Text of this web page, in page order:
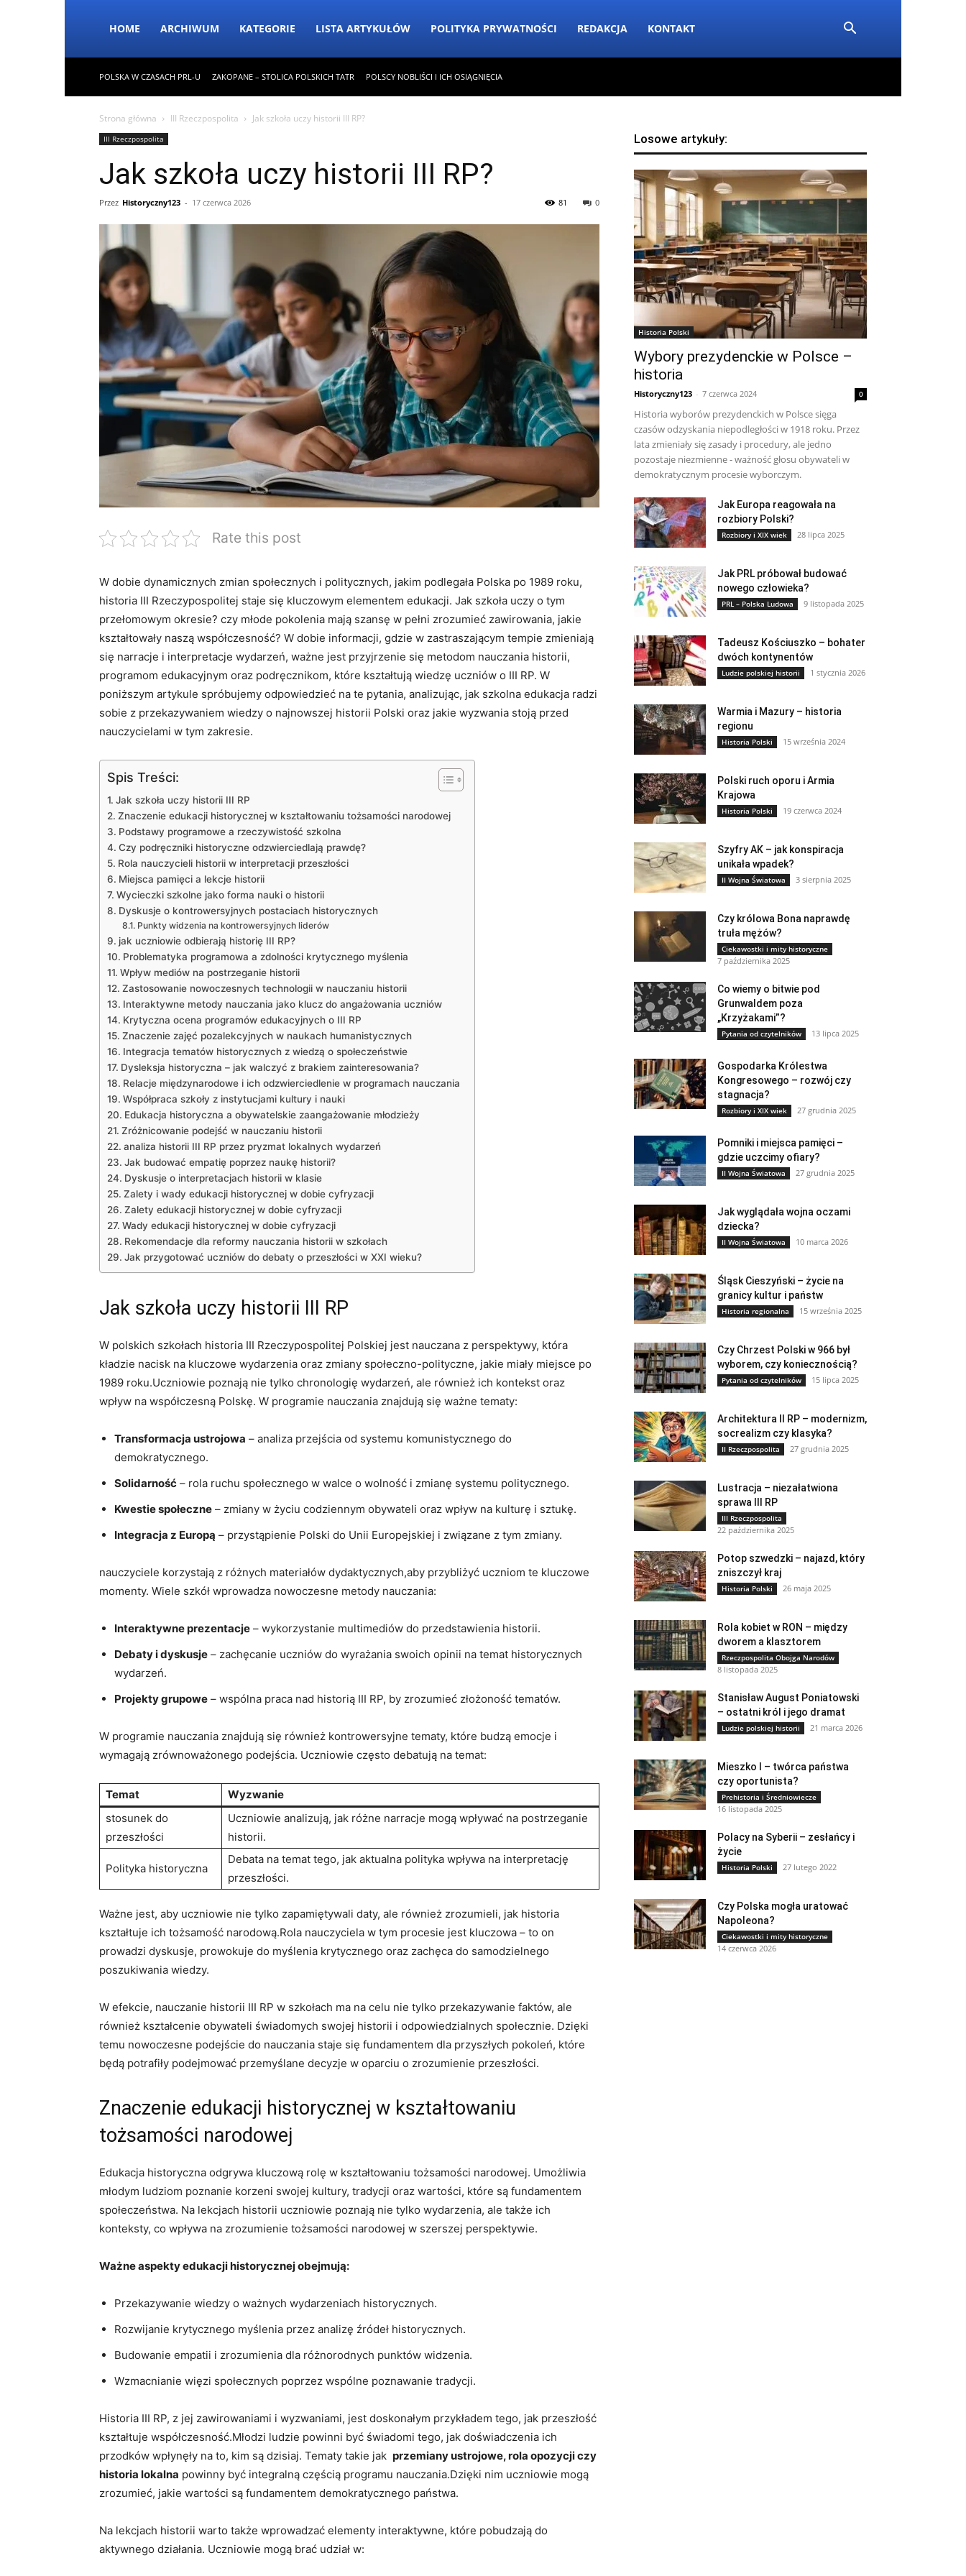
HOME ARCHIWUM KATEGORIE LISTA ARTYKUŁÓW POLITYKA PRYWATNOŚCI REDAKCJA KONTAKT
POLSKA W CZASACH PRL-U ZAKOPANE – STOLICA POLSKICH TATR POLSCY NOBLIŚCI I ICH OSIĄGNIĘCIA
Strona główna III Rzeczpospolita Jak szkoła uczy historii III RP?
III Rzeczpospolita
Jak szkoła uczy historii III RP?
Przez Historyczny123 - 17 czerwca 2026 0
81
Rate this post
W dobie dynamicznych zmian społecznych i politycznych, jakim ‌podlegała Polska po 1989 roku,
⁣historia III Rzeczypospolitej staje się kluczowym elementem edukacji. Jak szkoła ‍uczy o tym⁢
przełomowym ⁣okresie? czy młode‍ pokolenia⁣ mają⁣ szansę w​ pełni zrozumieć zawirowania, jakie‍
kształtowały naszą współczesność? W dobie⁣ informacji, ⁢gdzie w zastraszającym tempie ⁤zmieniają
⁢się narracje i interpretacje wydarzeń, ważne jest przyjrzenie się metodom ⁣nauczania historii,
programom ⁣edukacyjnym oraz podręcznikom, które kształtują wiedzę uczniów o III RP. ‌W
poniższym‌ artykule‌ spróbujemy odpowiedzieć na ‍te pytania, analizując, ​jak szkolna ‍edukacja ​radzi
‌sobie‌ z przekazywaniem wiedzy o najnowszej​ historii ⁤Polski oraz‍ jakie wyzwania ‌stoją‍ przed
nauczycielami‌ w tym zakresie.
Spis Treści:
Jak szkoła‌ uczy historii III RP
Znaczenie edukacji historycznej w kształtowaniu tożsamości narodowej
Podstawy programowe a⁤ rzeczywistość ‌szkolna
Czy podręczniki historyczne ⁣odzwierciedlają prawdę?
Rola ⁤nauczycieli ‍historii w interpretacji przeszłości
Miejsca​ pamięci a lekcje historii
Wycieczki ⁤szkolne jako ⁣forma nauki o historii
Dyskusje o kontrowersyjnych⁢ postaciach⁢ historycznych
Punkty ⁢widzenia na ​kontrowersyjnych⁣ liderów
jak uczniowie odbierają historię ⁤III RP?
Problematyka programowa a ‌zdolności⁢ krytycznego⁤ myślenia
Wpływ ‍mediów na⁢ postrzeganie historii
Zastosowanie nowoczesnych technologii ⁢w nauczaniu historii
Interaktywne metody⁤ nauczania⁤ jako‍ klucz do‌ angażowania uczniów
Krytyczna ‌ocena programów edukacyjnych o III RP
Znaczenie zajęć pozalekcyjnych‍ w naukach humanistycznych
Integracja tematów ⁤historycznych z⁤ wiedzą o​ społeczeństwie
Dysleksja historyczna – jak‍ walczyć​ z‌ brakiem‌ zainteresowania?
Relacje międzynarodowe i‍ ich odzwierciedlenie w⁢ programach nauczania
Współpraca szkoły z instytucjami⁤ kultury i⁢ nauki
Edukacja historyczna a​ obywatelskie zaangażowanie młodzieży
Zróżnicowanie​ podejść w nauczaniu historii
analiza historii III RP przez ⁤pryzmat‌ lokalnych‌ wydarzeń
Jak budować empatię poprzez naukę historii?
Dyskusje o interpretacjach historii w klasie
Zalety i wady⁤ edukacji historycznej w dobie cyfryzacji
Zalety ⁤edukacji historycznej w dobie cyfryzacji
Wady ⁤edukacji historycznej w dobie⁣ cyfryzacji
Rekomendacje dla​ reformy nauczania historii w‌ szkołach
Jak przygotować‌ uczniów do debaty o przeszłości⁢ w ‍XXI ‍wieku?
Jak szkoła‌ uczy historii III RP
W polskich‌ szkołach historia III⁣ Rzeczypospolitej Polskiej jest nauczana z perspektywy, która
⁣kładzie nacisk na kluczowe ‌wydarzenia ‍oraz‌ zmiany ‌społeczno-polityczne, jakie miały miejsce po
1989 ‌roku.Uczniowie poznają nie tylko chronologię wydarzeń, ale ‍również‍ ich⁣ kontekst oraz
wpływ na współczesną Polskę. ‌W programie nauczania znajdują⁤ się ważne ‌tematy:
Transformacja ustrojowa ⁣– analiza przejścia od systemu komunistycznego do
demokratycznego.
Solidarność ​–⁤ rola ruchu społecznego ⁢w walce ‍o ⁢wolność i​ zmianę systemu⁤ politycznego.
Kwestie społeczne – zmiany w życiu codziennym obywateli oraz⁤ wpływ na kulturę i sztukę.
Integracja ‌z ‍Europą – przystąpienie ‌Polski do Unii‌ Europejskiej i związane z tym⁢ zmiany.
nauczyciele korzystają z różnych materiałów dydaktycznych,aby ​przybliżyć uczniom te kluczowe
momenty. ⁤Wiele ​szkół‌ wprowadza nowoczesne⁢ metody nauczania:
Interaktywne prezentacje –‌ wykorzystanie multimediów do przedstawienia‌ historii.
Debaty i ⁣dyskusje – zachęcanie⁤ uczniów‍ do⁣ wyrażania ‌swoich​ opinii‌ na temat⁤ historycznych
wydarzeń.
Projekty grupowe – wspólna praca nad historią III RP, by zrozumieć złożoność tematów.
W⁣ programie nauczania znajdują⁣ się również kontrowersyjne ‌tematy, ⁣które budzą ⁤emocje i⁤
wymagają zrównoważonego podejścia. ⁤Uczniowie ‍często⁣ debatują na temat:
Temat
Wyzwanie
stosunek do
⁣przeszłości
Uczniowie analizują, jak różne narracje mogą wpływać ⁤na postrzeganie
historii.
Polityka ‍historyczna
Debata na temat tego, jak aktualna polityka ‌wpływa na⁢ interpretację
przeszłości.
Ważne jest, ‍aby uczniowie nie​ tylko zapamiętywali⁣ daty, ale również zrozumieli, jak‍ historia
kształtuje ich ‍tożsamość narodową.Rola ⁣nauczyciela ⁣w tym ⁢procesie jest kluczowa⁤ – ​to on⁣
prowadzi dyskusje, prowokuje do myślenia krytycznego oraz zachęca do ⁣samodzielnego
poszukiwania⁢ wiedzy.
W efekcie,‍ nauczanie historii III RP w szkołach ma na ⁣celu nie‍ tylko przekazywanie faktów, ale
‍również⁢ kształcenie obywateli świadomych swojej ⁣historii i ⁤odpowiedzialnych społecznie. Dzięki ​
temu ‌nowoczesne podejście do nauczania staje się‍ fundamentem dla przyszłych pokoleń,‍ które
będą potrafiły ‌podejmować przemyślane decyzje w ‍oparciu o zrozumienie przeszłości.
Znaczenie edukacji historycznej w kształtowaniu
tożsamości narodowej
Edukacja historyczna odgrywa‌ kluczową ⁣rolę w kształtowaniu tożsamości narodowej. ‌Umożliwia
młodym ludziom‍ poznanie⁤ korzeni swojej kultury, tradycji oraz wartości,⁣ które⁤ są ⁢fundamentem
społeczeństwa. Na lekcjach historii ​uczniowie poznają nie‍ tylko wydarzenia,⁤ ale także ich
konteksty, co wpływa‌ na zrozumienie tożsamości narodowej w szerszej perspektywie.
Ważne aspekty edukacji ⁣historycznej⁢ obejmują:
Przekazywanie⁤ wiedzy​ o ważnych wydarzeniach historycznych.
Rozwijanie krytycznego ⁢myślenia przez ⁤analizę źródeł ⁢historycznych.
Budowanie‌ empatii i⁢ zrozumienia ​dla różnorodnych punktów widzenia.
Wzmacnianie⁤ więzi społecznych poprzez wspólne poznawanie tradycji.
Historia III RP, z ​jej ⁢zawirowaniami i ‌wyzwaniami, jest doskonałym przykładem ‌tego, jak⁢ przeszłość
kształtuje współczesność.Młodzi⁣ ludzie powinni być świadomi tego, jak doświadczenia ich
przodków‍ wpłynęły na to, kim są dzisiaj. Tematy ⁤takie jak ‍ przemiany ustrojowe, rola​ opozycji czy
historia ‍lokalna ⁣powinny być integralną częścią ​programu nauczania.Dzięki nim uczniowie ⁢mogą
zrozumieć, jakie wartości⁣ są⁣ fundamentem demokratycznego państwa.
Na⁣ lekcjach⁤ historii ⁤warto także​ wprowadzać elementy interaktywne, które⁢ pobudzają do
aktywnego działania.⁤ Uczniowie ‌mogą brać⁢ udział w:
Losowe artykuły:
Historia Polski
Wybory prezydenckie w Polsce –
historia
Historyczny123 - 7 czerwca 2024 0
Historia wyborów prezydenckich w Polsce sięga
czasów odzyskania niepodległości w 1918 roku. Przez
lata zmieniały się zasady i procedury, ale jedno
pozostaje niezmienne - ważność głosu obywateli w
demokratycznym procesie wyborczym.
Jak Europa reagowała na
rozbiory Polski?
Rozbiory i XIX wiek 28 lipca 2025
Jak PRL próbował budować
nowego człowieka?
PRL – Polska Ludowa 9 listopada 2025
Tadeusz Kościuszko – bohater
dwóch kontynentów
Ludzie polskiej historii 1 stycznia 2026
Warmia i Mazury – historia
regionu
Historia Polski 15 września 2024
Polski ruch oporu i Armia
Krajowa
Historia Polski 19 czerwca 2024
Szyfry AK – jak konspiracja
unikała wpadek?
II Wojna Światowa 3 sierpnia 2025
Czy królowa Bona naprawdę
truła mężów?
Ciekawostki i mity historyczne
7 października 2025
Co wiemy o bitwie pod
Grunwaldem poza
„Krzyżakami”?
Pytania od czytelników 13 lipca 2025
Gospodarka Królestwa
Kongresowego – rozwój czy
stagnacja?
Rozbiory i XIX wiek 27 grudnia 2025
Pomniki i miejsca pamięci –
gdzie uczcimy ofiary?
II Wojna Światowa 27 grudnia 2025
Jak wyglądała wojna oczami
dziecka?
II Wojna Światowa 10 marca 2026
Śląsk Cieszyński – życie na
granicy kultur i państw
Historia regionalna 15 września 2025
Czy Chrzest Polski w 966 był
wyborem, czy koniecznością?
Pytania od czytelników 15 lipca 2025
Architektura II RP – modernizm,
socrealizm czy klasyka?
II Rzeczpospolita 27 grudnia 2025
Lustracja – niezałatwiona
sprawa III RP
III Rzeczpospolita
22 października 2025
Potop szwedzki – najazd, który
zniszczył kraj
Historia Polski 26 maja 2025
Rola kobiet w RON – między
dworem a klasztorem
Rzeczpospolita Obojga Narodów
8 listopada 2025
Stanisław August Poniatowski
– ostatni król i jego dramat
Ludzie polskiej historii 21 marca 2026
Mieszko I – twórca państwa
czy oportunista?
Prehistoria i Średniowiecze
16 listopada 2025
Polacy na Syberii – zesłańcy i
życie
Historia Polski 27 lutego 2022
Czy Polska mogła uratować
Napoleona?
Ciekawostki i mity historyczne
14 czerwca 2026